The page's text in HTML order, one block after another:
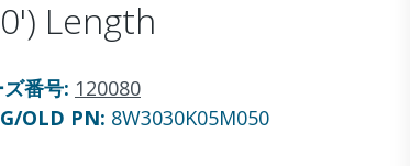
Length
番号: 120080
OLD PN: 8W3030K05M050